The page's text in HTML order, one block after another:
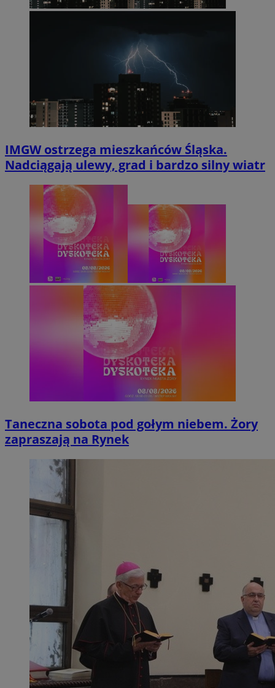
IMGW ostrzega mieszkańców Śląska.
Nadciągają ulewy, grad i bardzo silny wiatr
Taneczna sobota pod gołym niebem. Żory
zapraszają na Rynek